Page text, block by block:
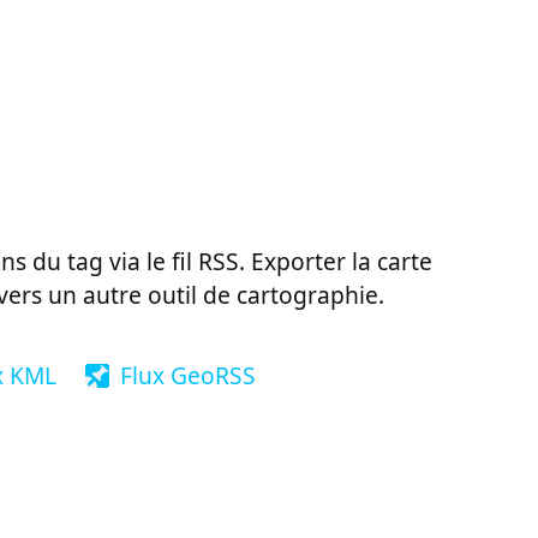
du tag via le fil RSS. Exporter la carte
un autre outil de cartographie.
KML Flux GeoRSS